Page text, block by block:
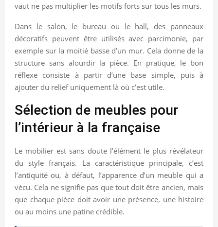
vaut ne pas multiplier les motifs forts sur tous les murs.
Dans le salon, le bureau ou le hall, des panneaux
décoratifs peuvent être utilisés avec parcimonie, par
exemple sur la moitié basse d’un mur. Cela donne de la
structure sans alourdir la pièce. En pratique, le bon
réflexe consiste à partir d’une base simple, puis à
ajouter du relief uniquement là où c’est utile.
Sélection de meubles pour
l’intérieur à la française
Le mobilier est sans doute l’élément le plus révélateur
du style français. La caractéristique principale, c’est
l’antiquité ou, à défaut, l’apparence d’un meuble qui a
vécu. Cela ne signifie pas que tout doit être ancien, mais
que chaque pièce doit avoir une présence, une histoire
ou au moins une patine crédible.